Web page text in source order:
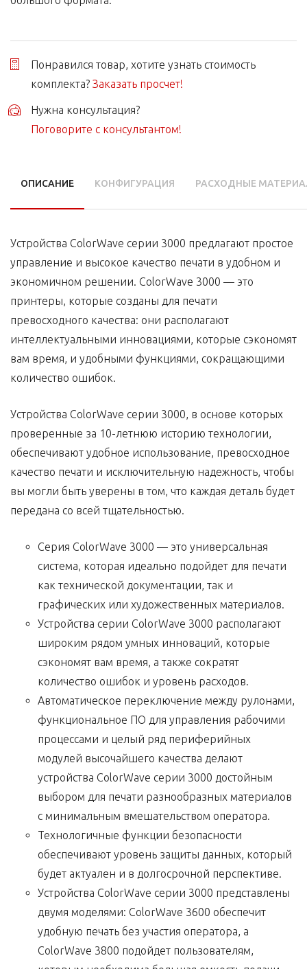
Понравился товар, хотите узнать стоимость
комплекта? Заказать просчет!
Нужна консультация?
Поговорите с консультантом!
ОПИСАНИЕ КОНФИГУРАЦИЯ РАСХОДНЫЕ
Устройства ColorWave серии 3000 предлагают простое
управление и высокое качество печати в удобном и
экономичном решении. ColorWave 3000 — это
принтеры, которые созданы для печати
превосходного качества: они располагают
интеллектуальными инновациями, которые сэкономят
вам время, и удобными функциями, сокращающими
количество ошибок.
Устройства ColorWave серии 3000, в основе которых
проверенные за 10-летнюю историю технологии,
обеспечивают удобное использование, превосходное
качество печати и исключительную надежность, чтобы
вы могли быть уверены в том, что каждая деталь будет
передана со всей тщательностью.
Серия ColorWave 3000 — это универсальная
система, которая идеально подойдет для печати
как технической документации, так и
графических или художественных материалов.
Устройства серии ColorWave 3000 располагают
широким рядом умных инноваций, которые
сэкономят вам время, а также сократят
количество ошибок и уровень расходов.
Автоматическое переключение между рулонами,
функциональное ПО для управления рабочими
процессами и целый ряд периферийных
модулей высочайшего качества делают
устройства ColorWave серии 3000 достойным
выбором для печати разнообразных материалов
с минимальным вмешательством оператора.
Технологичные функции безопасности
обеспечивают уровень защиты данных, который
будет актуален и в долгосрочной перспективе.
Устройства ColorWave серии 3000 представлены
двумя моделями: ColorWave 3600 обеспечит
удобную печать без участия оператора, а
ColorWave 3800 подойдет пользователям,